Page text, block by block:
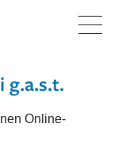
g.a.s.t.
Online-